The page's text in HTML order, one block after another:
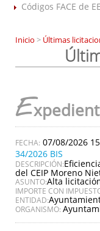
Códigos FACE de
Inicio > Últimas
E
07/08/2026
34/2026 BIS
DESCRIPCIÓN:
del CEIP Moreno
ASUNTO:Alta
IMPORTE CON
ENTIDAD:
ORGANISMO: